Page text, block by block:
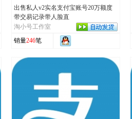
出售私人v2实名支付宝账号20万额度
带交易记录带人脸直
淘小号工作室
销量246笔